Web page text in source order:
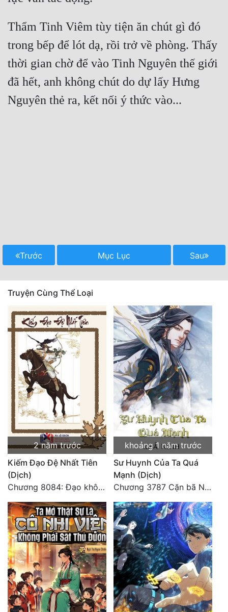
Thẩm Tinh Viêm tùy tiện ăn chút gì đó
trong bếp để lót dạ, rồi trở về phòng. Thấy
thời gian chờ để vào Tinh Nguyên thế giới
đã hết, anh không chút do dự lấy Hưng
Trước Mục Lục Sau
Truyện Cùng Thể Loại
2 năm trước
Kiếm Đạo Đệ Nhất Tiên
(Dịch)
Chương 8084: Đạo không bờ bến (Đại kết cục) (10)
khoảng 1 năm trước
Sư Huynh Của Ta Quá
Mạnh (Dịch)
Chương 3787 Cặn bã Nam Thiên Đạo